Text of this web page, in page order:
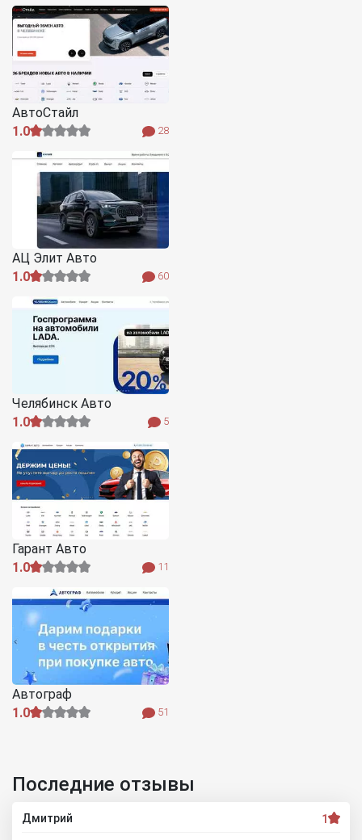
АвтоСтайл
1.0
28
АЦ Элит Авто
1.0
60
Челябинск Авто
1.0
5
Гарант Авто
1.0
11
Автограф
1.0
51
Последние отзывы
Дмитрий 1